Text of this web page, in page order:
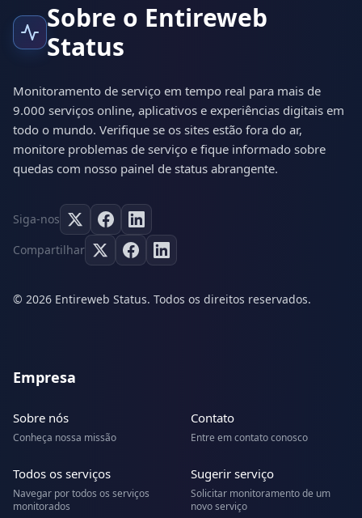
Sobre o Entireweb
Status
Monitoramento de serviço em tempo real para mais de
9.000 serviços online, aplicativos e experiências digitais em
todo o mundo. Verifique se os sites estão fora do ar,
monitore problemas de serviço e fique informado sobre
quedas com nosso painel de status abrangente.
Siga-nos
Compartilhar
© 2026 Entireweb Status. Todos os direitos reservados.
Empresa
Sobre nós
Conheça nossa missão
Contato
Entre em contato conosco
Todos os serviços
Navegar por todos os serviços
monitorados
Sugerir serviço
Solicitar monitoramento de um
novo serviço